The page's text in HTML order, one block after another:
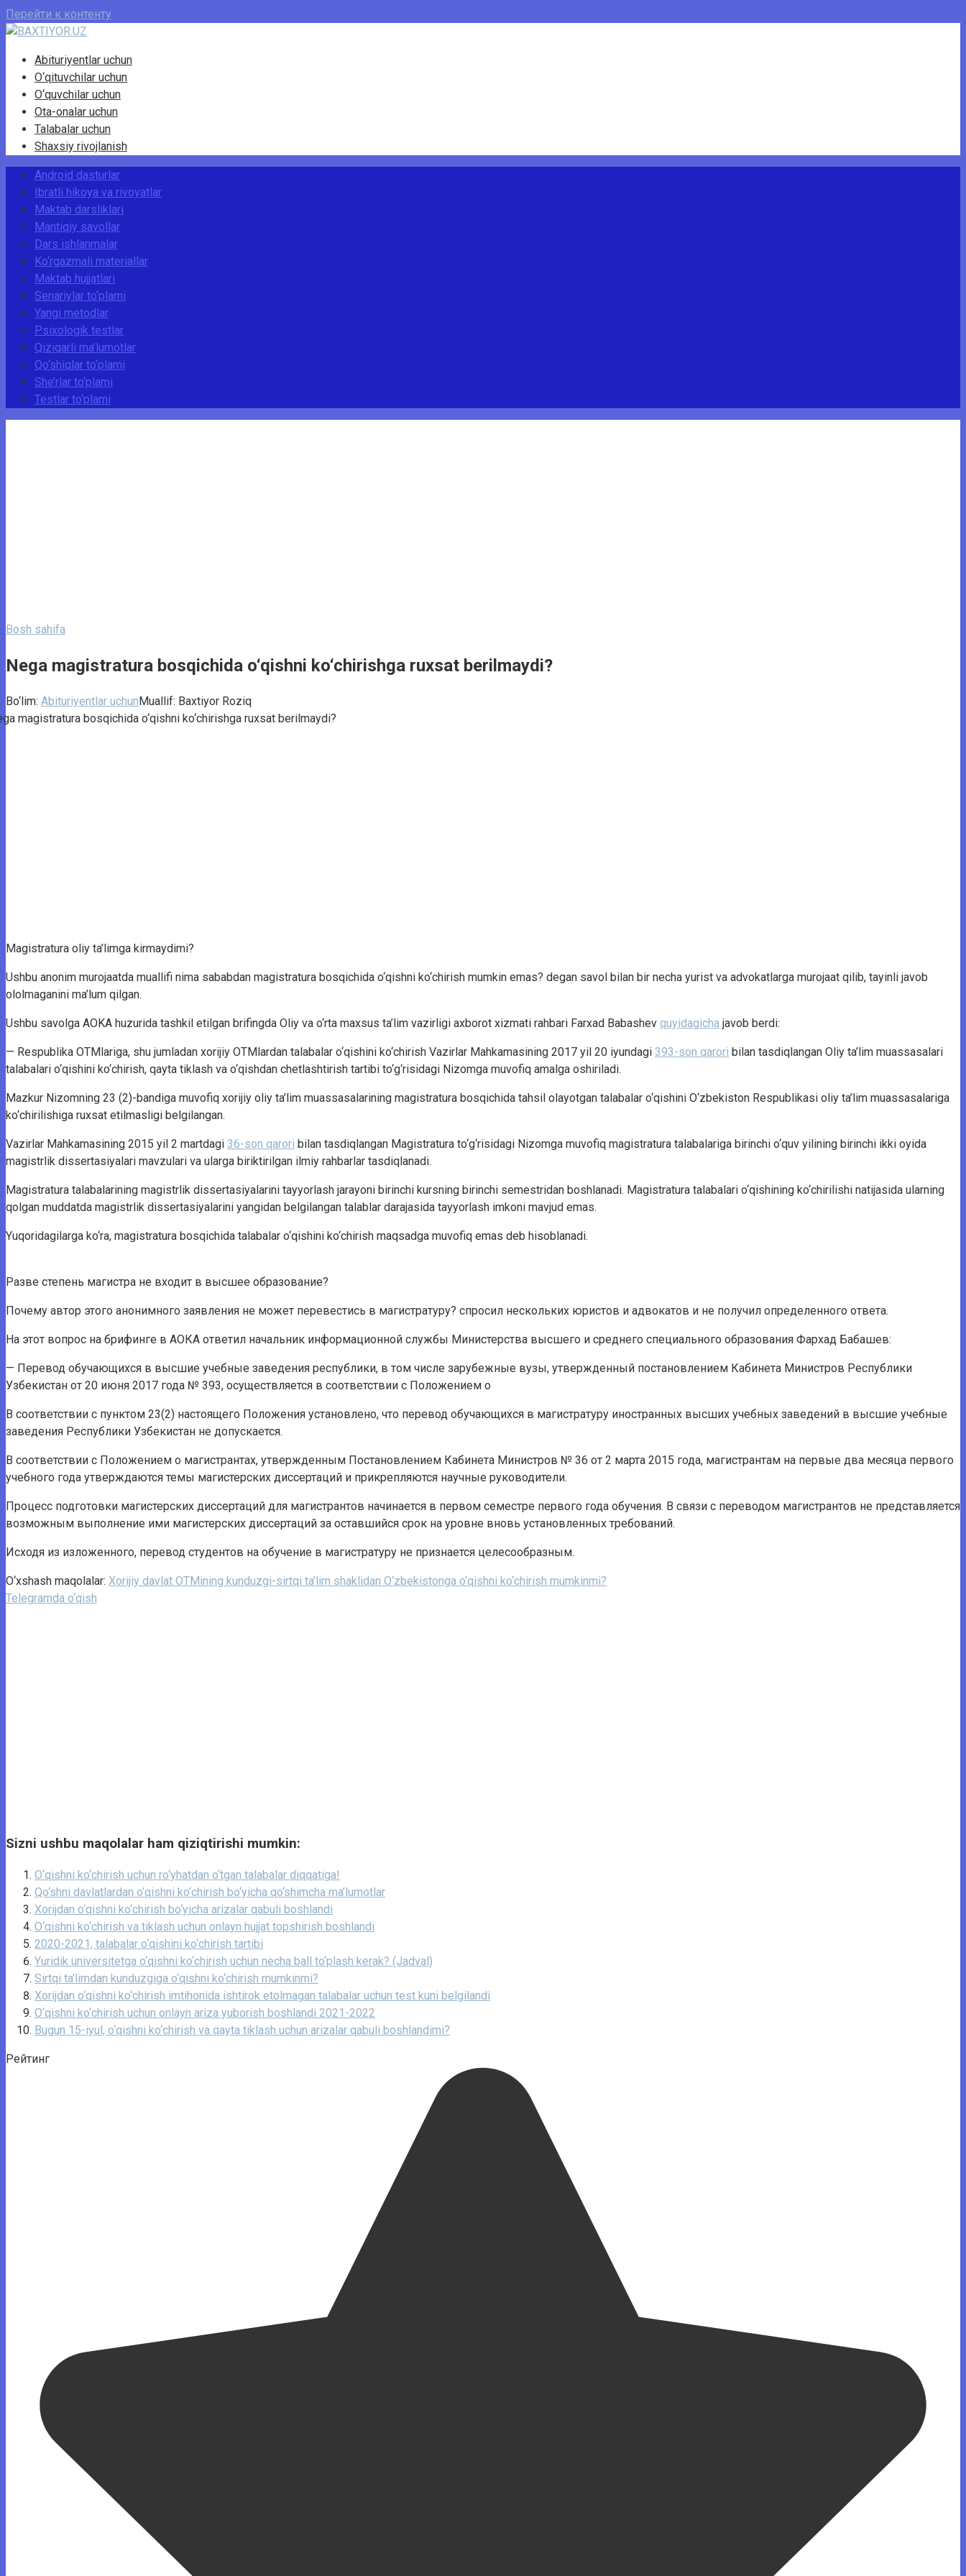
Перейти к контенту
Abituriyentlar uchun
O‘qituvchilar uchun
O‘quvchilar uchun
Ota-onalar uchun
Talabalar uchun
Shaxsiy rivojlanish
Android dasturlar
Ibratli hikoya va rivoyatlar
Maktab darsliklari
Mantiqiy savollar
Dars ishlanmalar
Ko‘rgazmali materiallar
Maktab hujjatlari
Senariylar to‘plami
Yangi metodlar
Psixologik testlar
Qiziqarli ma’lumotlar
Qo‘shiqlar to‘plami
She’rlar to‘plami
Testlar to‘plami
Bosh sahifa
Nega magistratura bosqichida o‘qishni ko‘chirishga ruxsat berilmaydi?
Bo‘lim: Abituriyentlar uchunMuallif: Baxtiyor Roziq
Magistratura oliy ta’limga kirmaydimi?
Ushbu anonim murojaatda muallifi nima sababdan magistratura bosqichida o‘qishni ko‘chirish mumkin emas? degan savol bilan bir necha yurist va advokatlarga murojaat qilib, tayinli javob
ololmaganini ma’lum qilgan.
Ushbu savolga AOKA huzurida tashkil etilgan brifingda Oliy va o‘rta maxsus ta’lim vazirligi axborot xizmati rahbari Farxad Babashev quyidagicha javob berdi:
— Respublika OTMlariga, shu jumladan xorijiy OTMlardan talabalar o‘qishini ko‘chirish Vazirlar Mahkamasining 2017 yil 20 iyundagi 393-son qarori bilan tasdiqlangan Oliy ta’lim muassasalari
talabalari o‘qishini ko‘chirish, qayta tiklash va o‘qishdan chetlashtirish tartibi to‘g‘risidagi Nizomga muvofiq amalga oshiriladi.
Mazkur Nizomning 23 (2)-bandiga muvofiq xorijiy oliy ta’lim muassasalarining magistratura bosqichida tahsil olayotgan talabalar o‘qishini O‘zbekiston Respublikasi oliy ta’lim muassasalariga
ko‘chirilishiga ruxsat etilmasligi belgilangan.
Vazirlar Mahkamasining 2015 yil 2 martdagi 36-son qarori bilan tasdiqlangan Magistratura to‘g‘risidagi Nizomga muvofiq magistratura talabalariga birinchi o‘quv yilining birinchi ikki oyida
magistrlik dissertasiyalari mavzulari va ularga biriktirilgan ilmiy rahbarlar tasdiqlanadi.
Magistratura talabalarining magistrlik dissertasiyalarini tayyorlash jarayoni birinchi kursning birinchi semestridan boshlanadi. Magistratura talabalari o‘qishining ko‘chirilishi natijasida ularning
qolgan muddatda magistrlik dissertasiyalarini yangidan belgilangan talablar darajasida tayyorlash imkoni mavjud emas.
Yuqoridagilarga ko‘ra, magistratura bosqichida talabalar o‘qishini ko‘chirish maqsadga muvofiq emas deb hisoblanadi.
Разве степень магистра не входит в высшее образование?
Почему автор этого анонимного заявления не может перевестись в магистратуру? спросил нескольких юристов и адвокатов и не получил определенного ответа.
На этот вопрос на брифинге в АОКА ответил начальник информационной службы Министерства высшего и среднего специального образования Фархад Бабашев:
— Перевод обучающихся в высшие учебные заведения республики, в том числе зарубежные вузы, утвержденный постановлением Кабинета Министров Республики
Узбекистан от 20 июня 2017 года № 393, осуществляется в соответствии с Положением о
В соответствии с пунктом 23(2) настоящего Положения установлено, что перевод обучающихся в магистратуру иностранных высших учебных заведений в высшие учебные
заведения Республики Узбекистан не допускается.
В соответствии с Положением о магистрантах, утвержденным Постановлением Кабинета Министров № 36 от 2 марта 2015 года, магистрантам на первые два месяца первого
учебного года утверждаются темы магистерских диссертаций и прикрепляются научные руководители.
Процесс подготовки магистерских диссертаций для магистрантов начинается в первом семестре первого года обучения. В связи с переводом магистрантов не представляется
возможным выполнение ими магистерских диссертаций за оставшийся срок на уровне вновь установленных требований.
Исходя из изложенного, перевод студентов на обучение в магистратуру не признается целесообразным.
O‘xshash maqolalar: Xorijiy davlat OTMining kunduzgi-sirtqi ta’lim shaklidan O‘zbekistonga o‘qishni ko‘chirish mumkinmi?
Telegramda o‘qish
Sizni ushbu maqolalar ham qiziqtirishi mumkin:
O‘qishni ko‘chirish uchun ro‘yhatdan o‘tgan talabalar diqqatiga!
Qo‘shni davlatlardan o‘qishni ko‘chirish bo‘yicha qo‘shimcha ma’lumotlar
Xorijdan o‘qishni ko‘chirish bo‘yicha arizalar qabuli boshlandi
O‘qishni ko‘chirish va tiklash uchun onlayn hujjat topshirish boshlandi
2020-2021, talabalar o‘qishini ko‘chirish tartibi
Yuridik universitetga o‘qishni ko‘chirish uchun necha ball to‘plash kerak? (Jadval)
Sirtqi ta’limdan kunduzgiga o‘qishni ko‘chirish mumkinmi?
Xorijdan o‘qishni ko‘chirish imtihonida ishtirok etolmagan talabalar uchun test kuni belgilandi
O‘qishni ko‘chirish uchun onlayn ariza yuborish boshlandi 2021-2022
Bugun 15-iyul, o‘qishni ko‘chirish va qayta tiklash uchun arizalar qabuli boshlandimi?
Рейтинг